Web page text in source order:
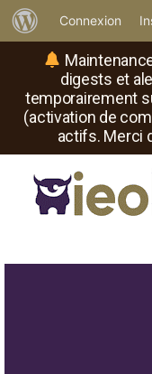
digests et
temporairement
(activation de
actifs. Merci
propos
de
WordPress
Connexion
où